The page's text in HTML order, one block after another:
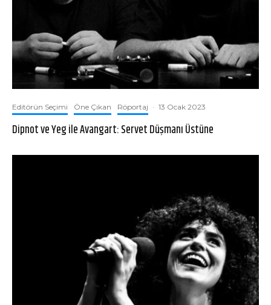
Editörün Seçimi Öne Çıkan Röportaj · 13 Ocak 2023
Dipnot ve Yeg ile Avangart: Servet Düşmanı Üstüne